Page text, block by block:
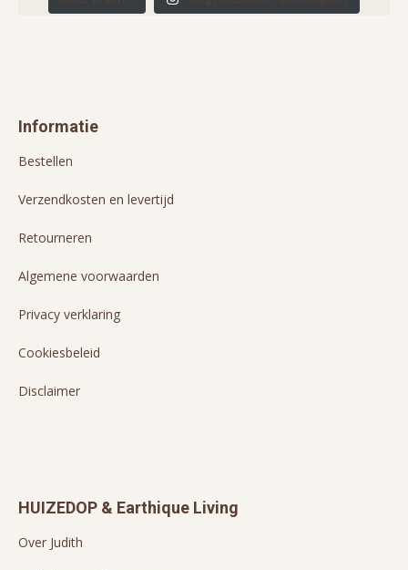
Informatie
Bestellen
Verzendkosten en levertijd
Retourneren
Algemene voorwaarden
Privacy verklaring
Cookiesbeleid
Disclaimer
HUIZEDOP & Earthique Living
Over Judith